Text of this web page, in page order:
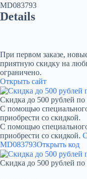
MD083793
Details
При первом заказе,
приятную скидку на
ограничено.
Открыть сайт
Скидка до 500 рублей
С помощью
приобрести со скидкой.
С помощью
приобрести со скидкой.
MD083793Открыть код
Скидка до 500 рублей